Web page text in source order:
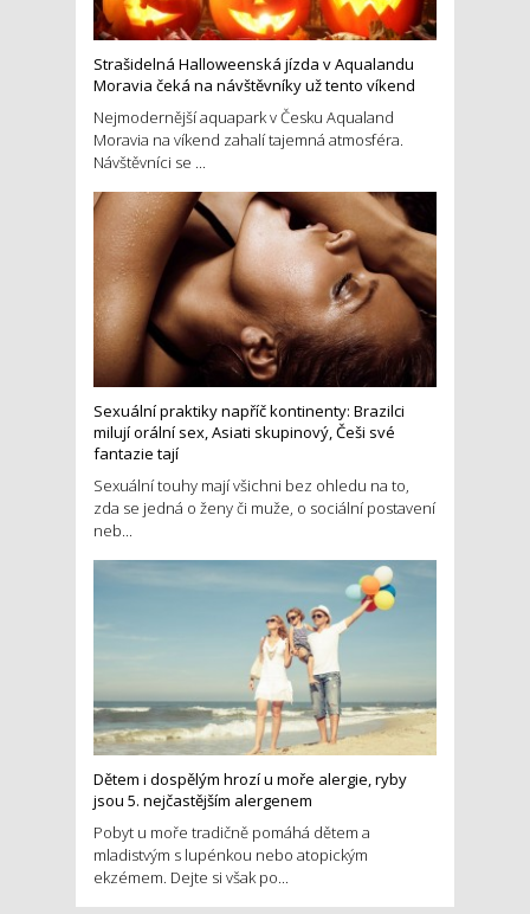
Strašidelná Halloweenská jízda v Aqualandu
Moravia čeká na návštěvníky už tento víkend
Nejmodernější aquapark v Česku Aqualand
Moravia na víkend zahalí tajemná atmosféra.
Návštěvníci se ...
Sexuální praktiky napříč kontinenty: Brazilci
milují orální sex, Asiati skupinový, Češi své
fantazie tají
Sexuální touhy mají všichni bez ohledu na to,
zda se jedná o ženy či muže, o sociální postavení
neb...
Dětem i dospělým hrozí u moře alergie, ryby
jsou 5. nejčastějším alergenem
Pobyt u moře tradičně pomáhá dětem a
mladistvým s lupénkou nebo atopickým
ekzémem. Dejte si však po...